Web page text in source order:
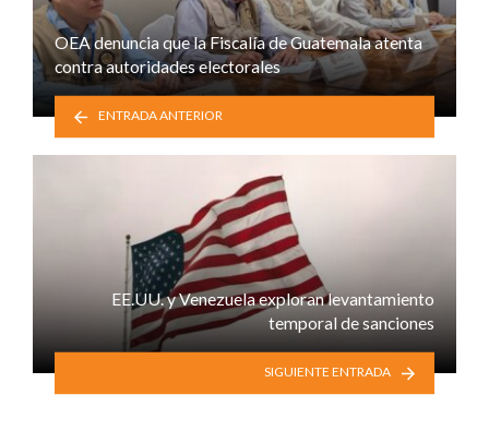
OEA denuncia que la Fiscalía de Guatemala atenta
contra autoridades electorales
ENTRADA ANTERIOR
EE.UU. y Venezuela exploran levantamiento
temporal de sanciones
SIGUIENTE ENTRADA